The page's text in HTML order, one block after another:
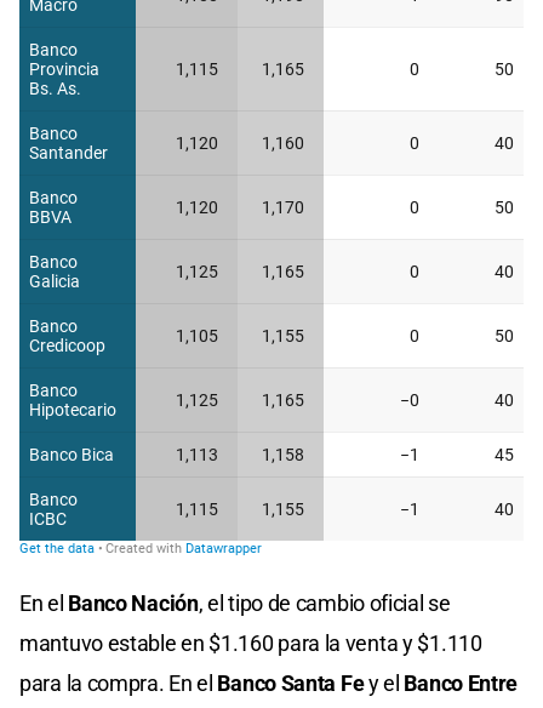
En el Banco Nación, el tipo de cambio oficial se
mantuvo estable en $1.160 para la venta y $1.110
para la compra. En el Banco Santa Fey el Banco Entre